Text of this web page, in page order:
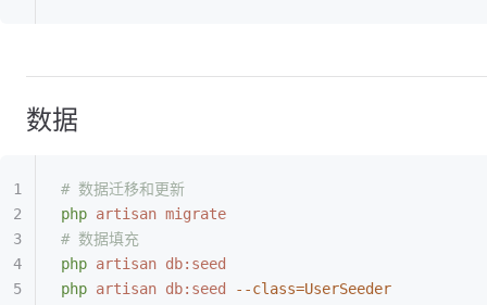
数据
# 数据迁移和更新
php artisan migrate
# 数据填充
php artisan db:seed
php artisan db:seed --class=UserSeeder